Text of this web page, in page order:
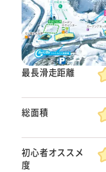
最長滑走距離
総面積
初心者オススメ
度